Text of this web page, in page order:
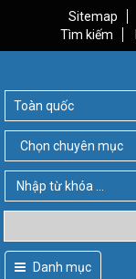
Sitemap
Tìm kiếm
Danh mục